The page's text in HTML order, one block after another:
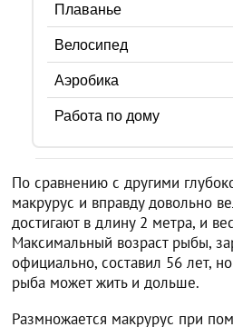
Плаванье
Велосипед
Аэробика
Работа по дому
По сравнению с другими
макрурус и вправду довольно
достигают в длину 2 метра, и
Максимальный возраст рыбы,
официально, составил 56 лет,
рыба может жить и дольше.
Размножается макрурус при